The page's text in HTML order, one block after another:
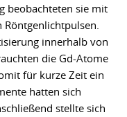
beobachteten sie mit
innerhalb von
die Gd-Atome
für kurze Zeit ein
hatten sich
stellte sich